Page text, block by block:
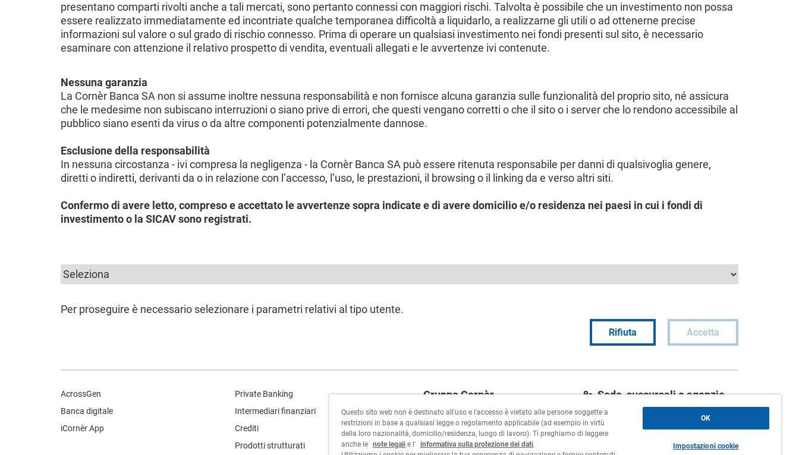
presentano comparti rivolti anche a tali mercati, sono pertanto connessi con maggiori rischi. Talvolta è possibile che un investimento non possa
essere realizzato immediatamente ed incontriate qualche temporanea difficoltà a liquidarlo, a realizzarne gli utili o ad ottenerne precise
informazioni sul valore o sul grado di rischio connesso. Prima di operare un qualsiasi investimento nei fondi presenti sul sito, è necessario
esaminare con attenzione il relativo prospetto di vendita, eventuali allegati e le avvertenze ivi contenute.
Nessuna garanzia
La Cornèr Banca SA non si assume inoltre nessuna responsabilità e non fornisce alcuna garanzia sulle funzionalità del proprio sito, né assicura
che le medesime non subiscano interruzioni o siano prive di errori, che questi vengano corretti o che il sito o i server che lo rendono accessibile al
pubblico siano esenti da virus o da altre componenti potenzialmente dannose.
Esclusione della responsabilità
In nessuna circostanza - ivi compresa la negligenza - la Cornèr Banca SA può essere ritenuta responsabile per danni di qualsivoglia genere,
diretti o indiretti, derivanti da o in relazione con l’accesso, l’uso, le prestazioni, il browsing o il linking da e verso altri siti.
Confermo di avere letto, compreso e accettato le avvertenze sopra indicate e di avere domicilio e/o residenza nei paesi in cui i fondi di
investimento o la SICAV sono registrati.
Per proseguire è necessario selezionare i parametri relativi al tipo utente.
Accetta
Rifiuta
AcrossGen
Banca digitale
iCornèr App
Private Banking
Intermediari finanziari
Crediti
Prodotti strutturati
Gruppo Cornèr
Cornèrcard
Cornèrtrader
Sede, succursali e agenzie
Contatti
Questo sito web non è destinato all'uso e l'accesso è vietato alle persone soggette a
restrizioni in base a qualsiasi legge o regolamento applicabile (ad esempio in virtù
della loro nazionalità, domicilio/residenza, luogo di lavoro). Ti preghiamo di leggere
anche le note legali e l' informativa sulla protezione dei dati.
OK
Impostazioni cookie